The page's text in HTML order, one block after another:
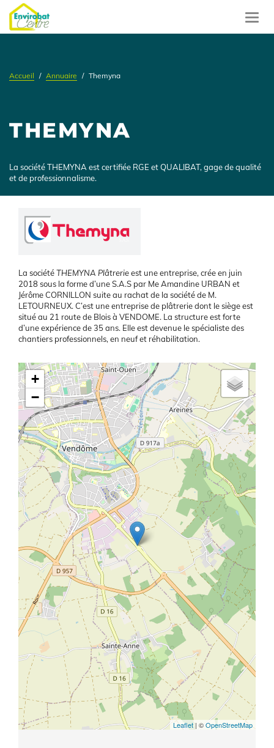
Aller
au
contenu
Accueil Annuaire Themyna
THEMYNA
Présentation
La société THEMYNA est certifiée RGE et QUALIBAT, gage de qualité
et de professionnalisme.
Présentation
La sociétéTHEMYNA Plâtrerieest une entreprise, crée en juin
2018 sous la forme d’une S.A.S par Me Amandine URBAN et
Jérôme CORNILLON suite au rachat de la société de M.
LETOURNEUX. C’est une entreprise de plâtrerie dont le siège est
situé au 21 route de Blois à VENDOME. La structure est forte
d’une expérience de 35 ans. Elle est devenue le spécialiste des
chantiers professionnels, en neuf et réhabilitation.
Latitude/Longitude
+
−
Leaflet| ©OpenStreetMap